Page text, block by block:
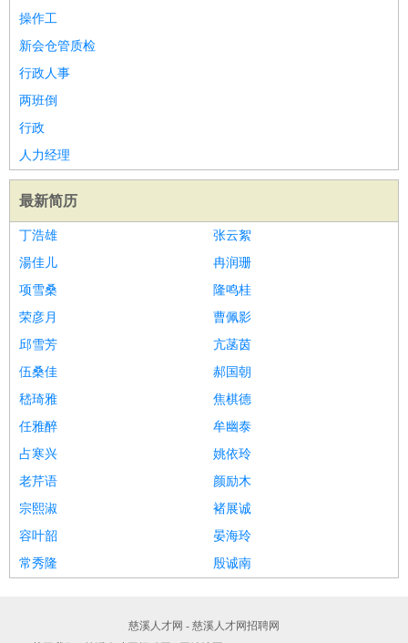
操作工
新会仓管质检
行政人事
两班倒
行政
人力经理
最新简历
丁浩雄
张云絮
湯佳儿
冉润珊
项雪桑
隆鸣桂
荣彦月
曹佩影
邱雪芳
亢菡茵
伍桑佳
郝国朝
嵇琦雅
焦棋德
任雅醉
牟幽泰
占寒兴
姚依玲
老芹语
颜励木
宗熙淑
褚展诚
容叶韶
晏海玲
常秀隆
殷诚南
慈溪人才网 - 慈溪人才网招聘网